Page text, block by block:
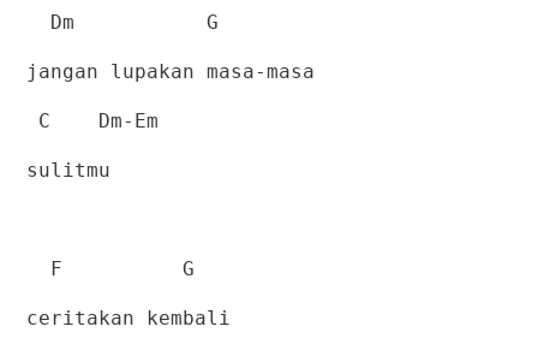
Dm G
jangan lupakan masa-masa
C Dm-Em
sulitmu
F G
ceritakan kembali